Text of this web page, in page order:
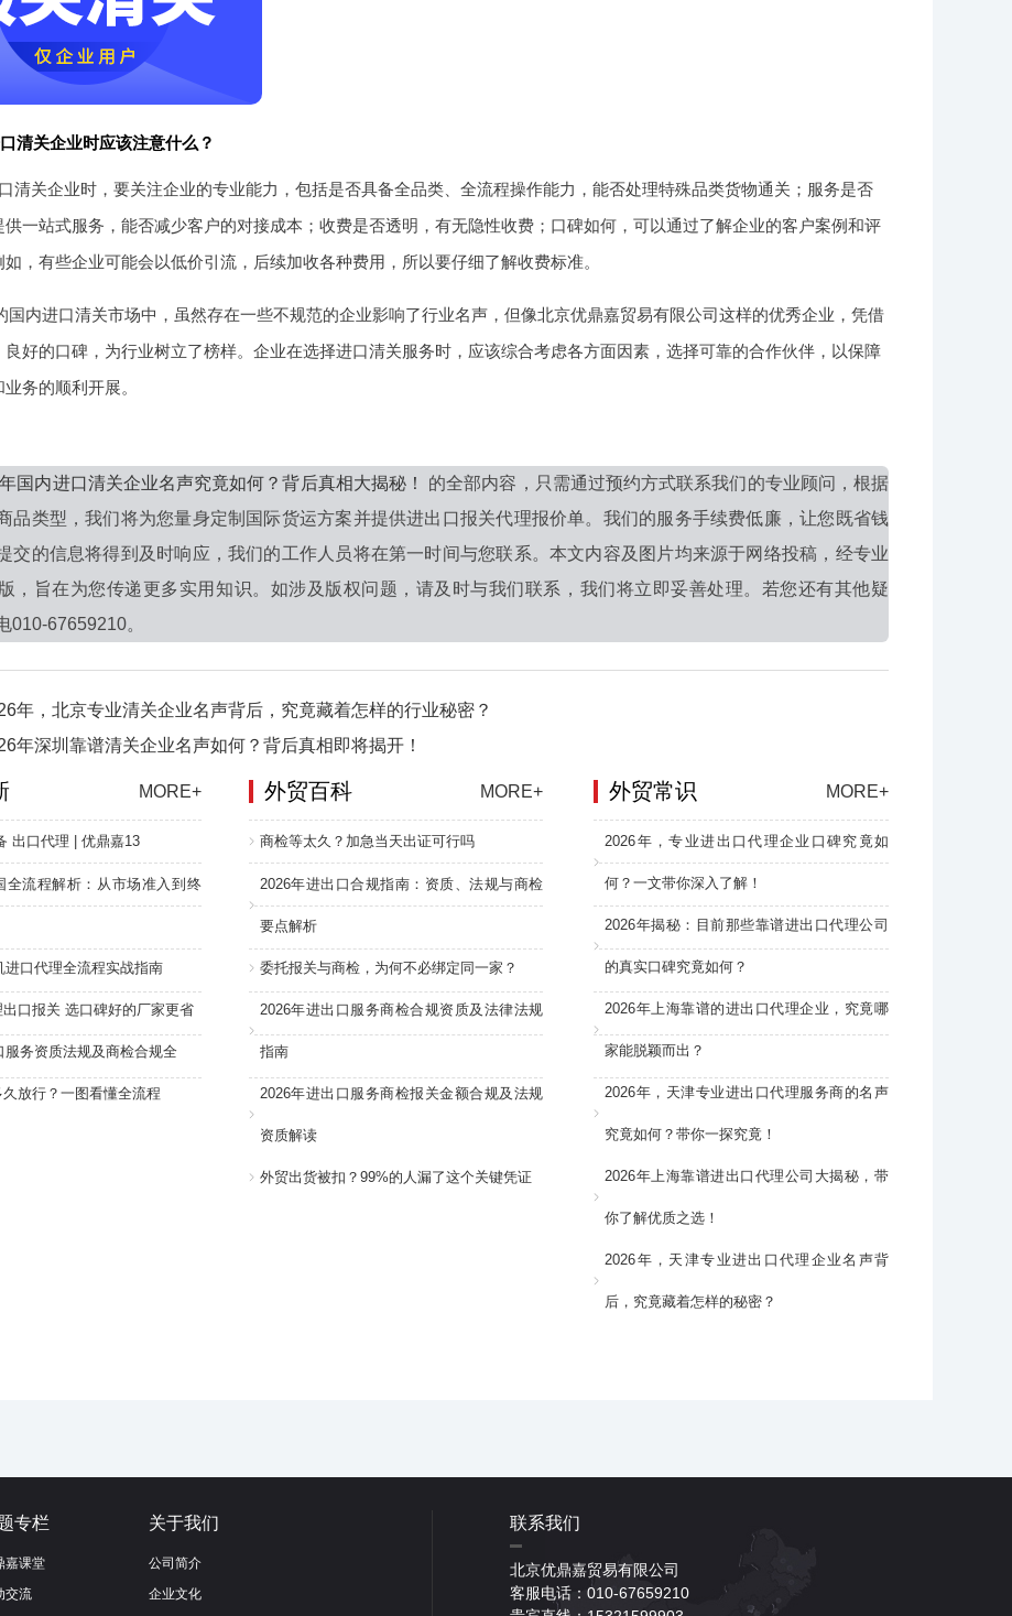
清关企业时应该注意什么？
清关企业时，要关注企业的专业能力，包括是否具备全品类、全流程操作能力，能否处理特殊品类货物通关；服务是否
供一站式服务，能否减少客户的对接成本；收费是否透明，有无隐性收费；口碑如何，可以通过了解企业的客户案例和评
，有些企业可能会以低价引流，后续加收各种费用，所以要仔细了解收费标准。
国内进口清关市场中，虽然存在一些不规范的企业影响了行业名声，但像北京优鼎嘉贸易有限公司这样的优秀企业，凭借
良好的口碑，为行业树立了榜样。企业在选择进口清关服务时，应该综合考虑各方面因素，选择可靠的合作伙伴，以保障
务的顺利开展。
国内进口清关企业名声究竟如何？背后真相大揭秘！ 的全部内容，只需通过预约方式联系我们的专业顾问，根据
品类型，我们将为您量身定制国际货运方案并提供进出口报关代理报价单。我们的服务手续费低廉，让您既省钱
交的信息将得到及时响应，我们的工作人员将在第一时间与您联系。本文内容及图片均来源于网络投稿，经专业
，旨在为您传递更多实用知识。如涉及版权问题，请及时与我们联系，我们将立即妥善处理。若您还有其他疑
010-67659210。
年，北京专业清关企业名声背后，究竟藏着怎样的行业秘密？
年深圳靠谱清关企业名声如何？背后真相即将揭开！
MORE+
出口代理 | 优鼎嘉13
全流程解析：从市场准入到终
进口代理全流程实战指南
口报关 选口碑好的厂家更省
服务资质法规及商检合规全
放行？一图看懂全流程
外贸常识 MORE+
2026年，专业进出口代理企业口碑究竟如
何？一文带你深入了解！
2026年揭秘：目前那些靠谱进出口代理公司
的真实口碑究竟如何？
2026年上海靠谱的进出口代理企业，究竟哪
家能脱颖而出？
2026年，天津专业进出口代理服务商的名声
究竟如何？带你一探究竟！
2026年上海靠谱进出口代理公司大揭秘，带
你了解优质之选！
2026年，天津专业进出口代理企业名声背
后，究竟藏着怎样的秘密？
外贸百科 MORE+
商检等太久？加急当天出证可行吗
2026年进出口合规指南：资质、法规与商检
要点解析
委托报关与商检，为何不必绑定同一家？
2026年进出口服务商检合规资质及法律法规
指南
2026年进出口服务商检报关金额合规及法规
资质解读
外贸出货被扣？99%的人漏了这个关键凭证
专栏
嘉课堂
交流
关于我们
公司简介
企业文化
联系我们
北京优鼎嘉贸易有限公司
客服电话：010-67659210